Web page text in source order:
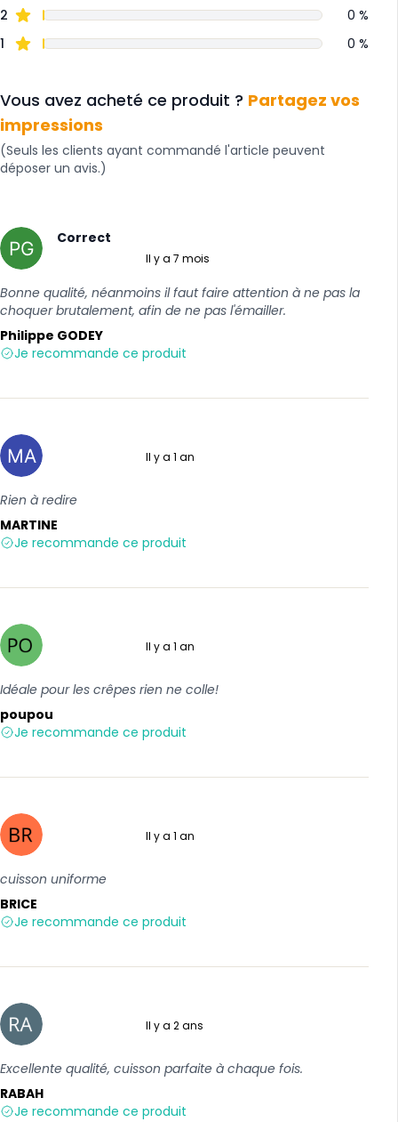
2
0 %
1
0 %
Vous avez acheté ce produit ? Partagez vos
impressions
(Seuls les clients ayant commandé l'article peuvent
déposer un avis.)
Correct
Il y a 7 mois
Bonne qualité, néanmoins il faut faire attention à ne pas la
choquer brutalement, afin de ne pas l'émailler.
Philippe GODEY
Je recommande ce produit
Il y a 1 an
Rien à redire
MARTINE
Je recommande ce produit
Il y a 1 an
Idéale pour les crêpes rien ne colle!
poupou
Je recommande ce produit
Il y a 1 an
cuisson uniforme
BRICE
Je recommande ce produit
Il y a 2 ans
Excellente qualité, cuisson parfaite à chaque fois.
RABAH
Je recommande ce produit